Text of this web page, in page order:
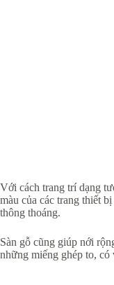
Với cách trang trí dạng
màu của các trang thiết
thông thoáng.
Sàn gỗ cũng giúp nới
những miếng ghép to, có